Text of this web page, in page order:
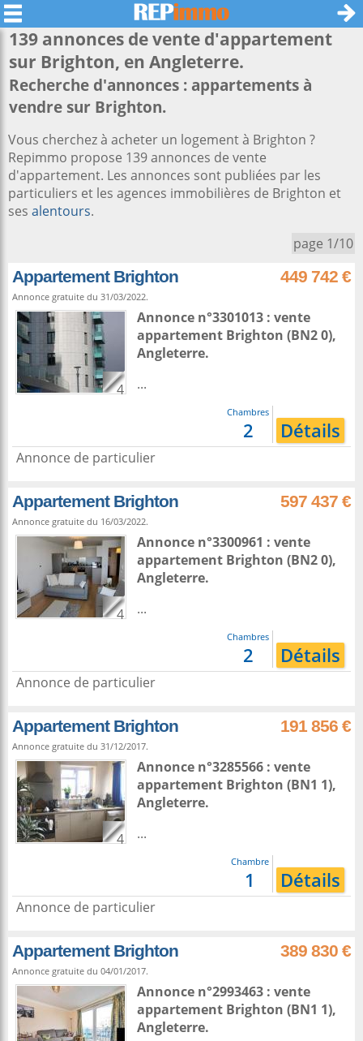
139 annonces de vente d'appartement
sur Brighton, en Angleterre.
Recherche d'annonces : appartements à
vendre sur Brighton.
Vous cherchez à acheter un logement à Brighton ?
Repimmo propose 139 annonces de vente
d'appartement. Les annonces sont publiées par les
particuliers et les agences immobilières de Brighton et
ses alentours.
page 1/10
Appartement Brighton 449 742 €
Annonce gratuite du 31/03/2022.
4
Annonce n°3301013 : vente
appartement Brighton (BN2 0),
Angleterre.
...
Chambres
2 Détails
Annonce de particulier
Appartement Brighton 597 437 €
Annonce gratuite du 16/03/2022.
4
Annonce n°3300961 : vente
appartement Brighton (BN2 0),
Angleterre.
...
Chambres
2 Détails
Annonce de particulier
Appartement Brighton 191 856 €
Annonce gratuite du 31/12/2017.
4
Annonce n°3285566 : vente
appartement Brighton (BN1 1),
Angleterre.
...
Chambre
1 Détails
Annonce de particulier
Appartement Brighton 389 830 €
Annonce gratuite du 04/01/2017.
Annonce n°2993463 : vente
appartement Brighton (BN1 1),
Angleterre.